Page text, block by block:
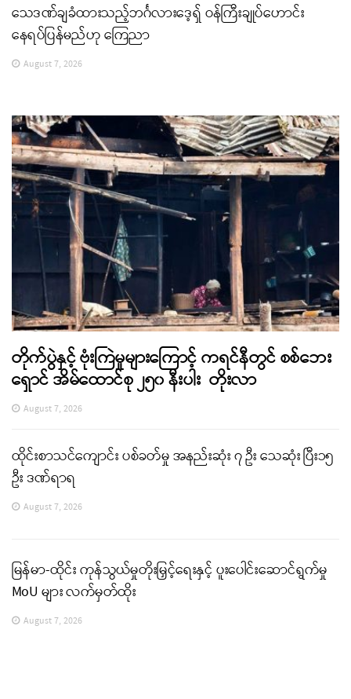
သေဒဏ်ချခံထားသည့်ဘင်္ဂလားဒေ့ရှ် ဝန်ကြီးချုပ်ဟောင်း
နေရပ်ပြန်မည်ဟု ကြေညာ
August 7, 2026
တိုက်ပွဲနှင့် ဗုံးကြဲမှုများကြောင့် ကရင်နီတွင် စစ်ဘေး
ရှောင် အိမ်ထောင်စု ၂၅၀ နီးပါး တိုးလာ
August 7, 2026
ထိုင်းစာသင်ကျောင်း ပစ်ခတ်မှု အနည်းဆုံး ၇ ဦး သေဆုံး ပြီး၁၅
ဦး ဒဏ်ရာရ
August 7, 2026
မြန်မာ-ထိုင်း ကုန်သွယ်မှုတိုးမြှင့်ရေးနှင့် ပူးပေါင်းဆောင်ရွက်မှု
MoU များ လက်မှတ်ထိုး
August 7, 2026